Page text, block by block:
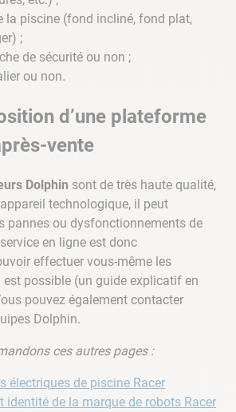
la piscine (fond incliné, fond plat,
;
de sécurité ou non ;
ou non.
d’une plateforme
vente
Dolphin sont de très haute qualité,
technologique, il peut
pannes ou dysfonctionnements de
en ligne est donc
effectuer vous-même les
possible (un guide explicatif en
pouvez également contacter
Dolphin.
ces autres pages :
électriques de piscine Racer
identité de la marque de robots Racer